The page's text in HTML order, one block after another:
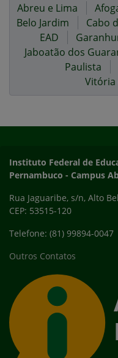
Abreu e Lima
Belo Jardim
Cabo
EAD
Jaboatão dos
Paulista
Vitória
Instituto Federal de
Pernambuco - Campus
Rua Jaguaribe, s/n, Alto
CEP: 53515-120
Telefone: (81) 99894-0047
Outros Contatos